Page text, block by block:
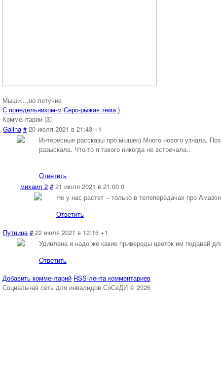
Мыши...,но летучие
С понедельником-м Серо-рыжая тема )
Комментарии (3)
Galina # 20 июля 2021 в 21:43 +1
Интересные рассказы про мышек) Много нового узнала.
разыскала. Что-то я такого никогда не встречала..
Ответить
михаил 2 # 21 июля 2021 в 21:00 0
Не у нас растет -- только в телепередачах про
Ответить
Путница # 22 июля 2021 в 12:16 +1
Удивлена и надо же какие привереды цветок им подавай
Ответить
Добавить комментарий RSS-лента комментариев
Социальная сеть для инвалидов СоСеДИ © 2026